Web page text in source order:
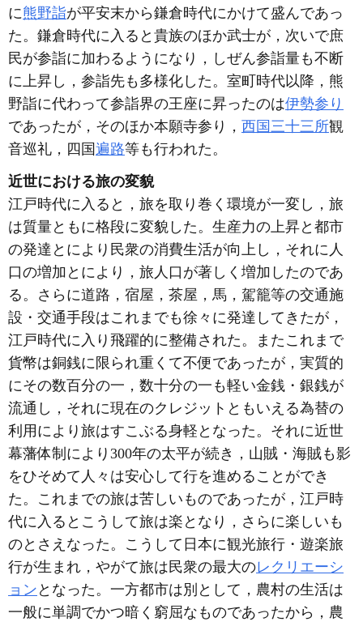
に熊野詣が平安末から鎌倉時代にかけて盛んであっ
た。鎌倉時代に入ると貴族のほか武士が，次いで庶
民が参詣に加わるようになり，しぜん参詣量も不断
に上昇し，参詣先も多様化した。室町時代以降，熊
野詣に代わって参詣界の王座に昇ったのは伊勢参り
であったが，そのほか本願寺参り， 西国三十三所観
音巡礼，四国遍路等も行われた。
近世における旅の変貌
江戸時代に入ると，旅を取り巻く環境が一変し，旅
は質量ともに格段に変貌した。生産力の上昇と都市
の発達とにより民衆の消費生活が向上し，それに人
口の増加とにより，旅人口が著しく増加したのであ
る。さらに道路，宿屋，茶屋，馬，駕籠等の交通施
設・交通手段はこれまでも徐々に発達してきたが，
江戸時代に入り飛躍的に整備された。またこれまで
貨幣は銅銭に限られ重くて不便であったが，実質的
にその数百分の一，数十分の一も軽い金銭・銀銭が
流通し，それに現在のクレジットともいえる為替の
利用により旅はすこぶる身軽となった。それに近世
幕藩体制により300年の太平が続き，山賊・海賊も影
をひそめて人々は安心して行を進めることができ
た。これまでの旅は苦しいものであったが，江戸時
代に入るとこうして旅は楽となり，さらに楽しいも
のとさえなった。こうして日本に観光旅行・遊楽旅
行が生まれ，やがて旅は民衆の最大のレクリエーシ
ョン となった。一方都市は別として，農村の生活は
一般に単調でかつ暗く窮屈なものであったから，農